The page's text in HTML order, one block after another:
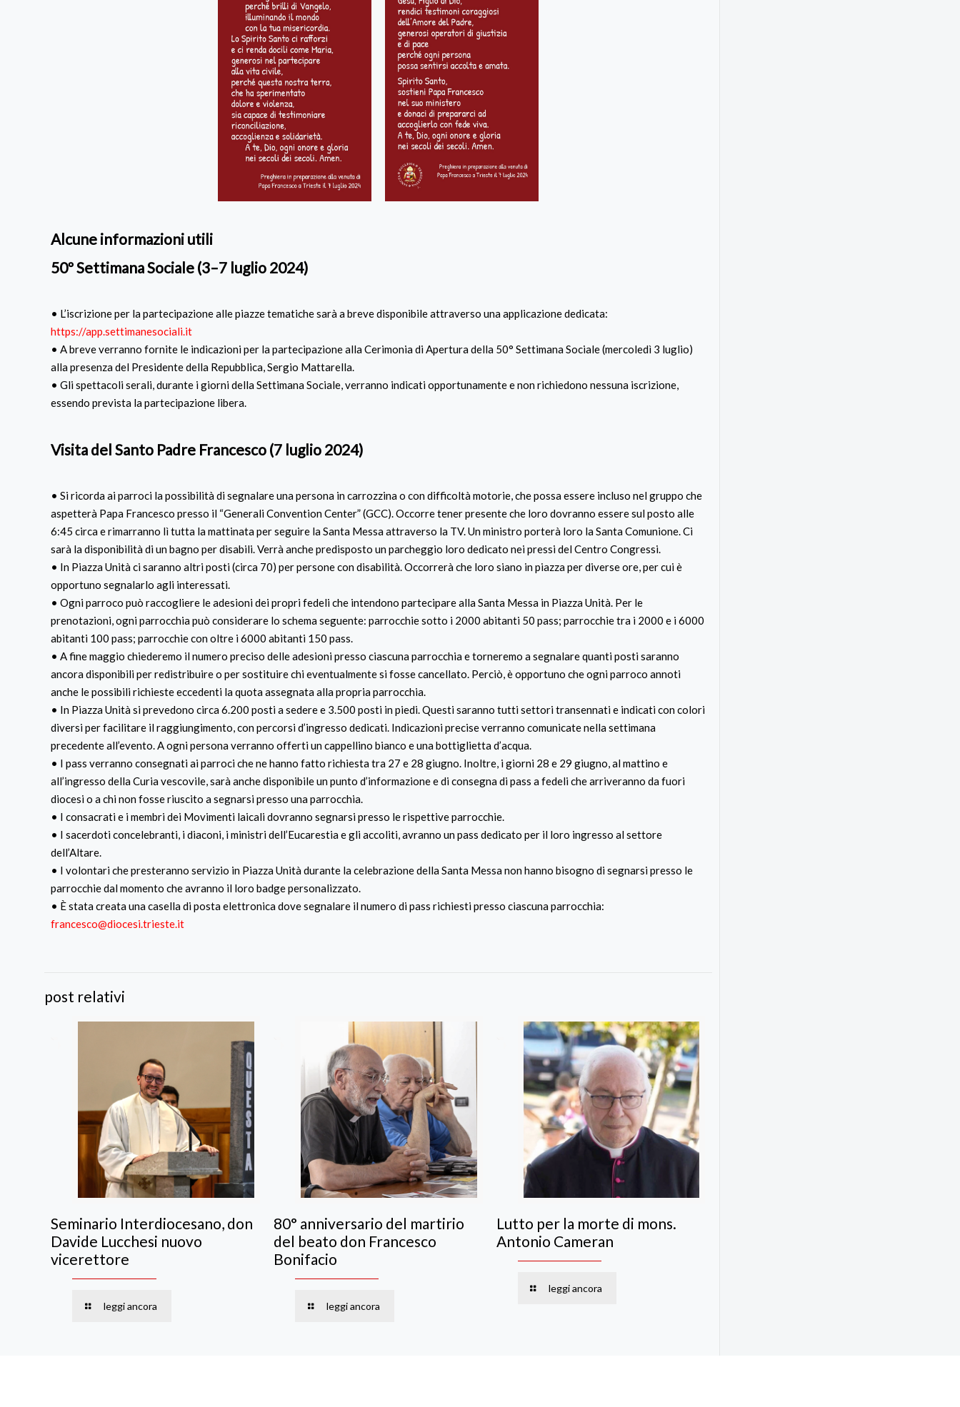
Alcune informazioni utili
50º Settimana Sociale (3–7 luglio 2024)
• L’iscrizione per la partecipazione alle piazze tematiche sarà a breve disponibile attraverso una applicazione dedicata:
https://app.settimanesociali.it
• A breve verranno fornite le indicazioni per la partecipazione alla Cerimonia di Apertura della 50° Settimana Sociale (mercoledì 3 luglio)
alla presenza del Presidente della Repubblica, Sergio Mattarella.
• Gli spettacoli serali, durante i giorni della Settimana Sociale, verranno indicati opportunamente e non richiedono nessuna iscrizione,
essendo prevista la partecipazione libera.
Visita del Santo Padre Francesco (7 luglio 2024)
• Si ricorda ai parroci la possibilità di segnalare una persona in carrozzina o con difficoltà motorie, che possa essere incluso nel gruppo che
aspetterà Papa Francesco presso il “Generali Convention Center” (GCC). Occorre tener presente che loro dovranno essere sul posto alle
6:45 circa e rimarranno lì tutta la mattinata per seguire la Santa Messa attraverso la TV. Un ministro porterà loro la Santa Comunione. Ci
sarà la disponibilità di un bagno per disabili. Verrà anche predisposto un parcheggio loro dedicato nei pressi del Centro Congressi.
• In Piazza Unità ci saranno altri posti (circa 70) per persone con disabilità. Occorrerà che loro siano in piazza per diverse ore, per cui è
opportuno segnalarlo agli interessati.
• Ogni parroco può raccogliere le adesioni dei propri fedeli che intendono partecipare alla Santa Messa in Piazza Unità. Per le
prenotazioni, ogni parrocchia può considerare lo schema seguente: parrocchie sotto i 2000 abitanti 50 pass; parrocchie tra i 2000 e i 6000
abitanti 100 pass; parrocchie con oltre i 6000 abitanti 150 pass.
• A fine maggio chiederemo il numero preciso delle adesioni presso ciascuna parrocchia e torneremo a segnalare quanti posti saranno
ancora disponibili per redistribuire o per sostituire chi eventualmente si fosse cancellato. Perciò, è opportuno che ogni parroco annoti
anche le possibili richieste eccedenti la quota assegnata alla propria parrocchia.
• In Piazza Unità si prevedono circa 6.200 posti a sedere e 3.500 posti in piedi. Questi saranno tutti settori transennati e indicati con colori
diversi per facilitare il raggiungimento, con percorsi d’ingresso dedicati. Indicazioni precise verranno comunicate nella settimana
precedente all’evento. A ogni persona verranno offerti un cappellino bianco e una bottiglietta d’acqua.
• I pass verranno consegnati ai parroci che ne hanno fatto richiesta tra 27 e 28 giugno. Inoltre, i giorni 28 e 29 giugno, al mattino e
all’ingresso della Curia vescovile, sarà anche disponibile un punto d’informazione e di consegna di pass a fedeli che arriveranno da fuori
diocesi o a chi non fosse riuscito a segnarsi presso una parrocchia.
• I consacrati e i membri dei Movimenti laicali dovranno segnarsi presso le rispettive parrocchie.
• I sacerdoti concelebranti, i diaconi, i ministri dell’Eucarestia e gli accoliti, avranno un pass dedicato per il loro ingresso al settore
dell’Altare.
• I volontari che presteranno servizio in Piazza Unità durante la celebrazione della Santa Messa non hanno bisogno di segnarsi presso le
parrocchie dal momento che avranno il loro badge personalizzato.
• È stata creata una casella di posta elettronica dove segnalare il numero di pass richiesti presso ciascuna parrocchia:
francesco@diocesi.trieste.it
post relativi
Seminario Interdiocesano, don
Davide Lucchesi nuovo
vicerettore
leggi ancora
80° anniversario del martirio
del beato don Francesco
Bonifacio
leggi ancora
Lutto per la morte di mons.
Antonio Cameran
leggi ancora